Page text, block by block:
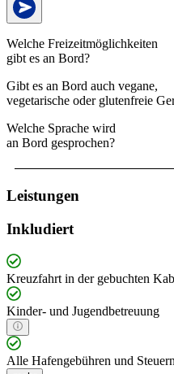
Welche Freizeitmöglichkeiten
gibt es an Bord?
Gibt es an Bord auch vegane,
vegetarische oder glutenfreie
Welche Sprache wird
an Bord gesprochen?
Leistungen
Inkludiert
Kreuzfahrt in der gebuchten
Kinder- und Jugendbetreuung
Alle Hafengebühren und Steuern